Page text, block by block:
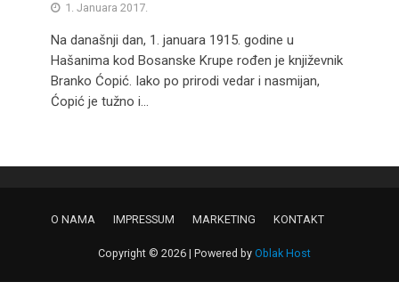
1. Januara 2017.
Na današnji dan, 1. januara 1915. godine u
Hašanima kod Bosanske Krupe rođen je književnik
Branko Ćopić. Iako po prirodi vedar i nasmijan,
Ćopić je tužno i...
O NAMA IMPRESSUM MARKETING KONTAKT
Copyright © 2026 | Powered by Oblak Host